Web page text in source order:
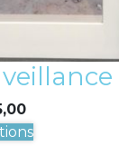
du
Ce